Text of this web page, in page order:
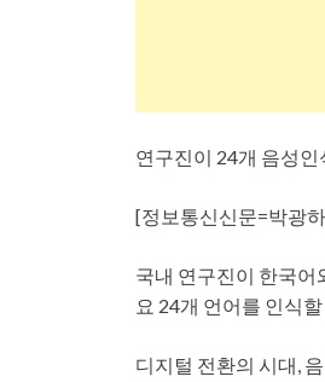
연구진이 24개 음성
[정보통신신문=박광
국내 연구진이 한국어
요 24개 언어를 인식
디지털 전환의 시대,